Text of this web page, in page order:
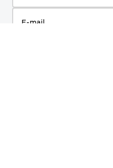
em até1x deR$ 7